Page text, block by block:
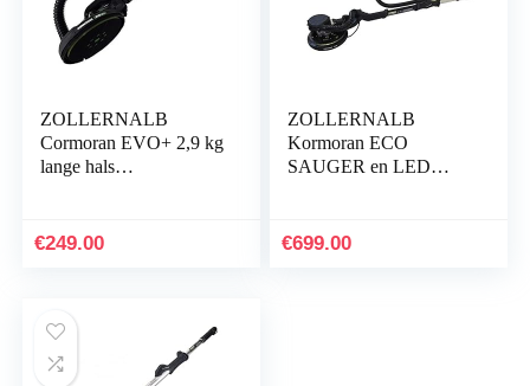
ZOLLERNALB
Cormoran EVO+ 2,9 kg
lange hals
plafondslijper
€249.00
ZOLLERNALB
Kormoran ECO
SAUGER en LED
droogbouwslijper muur
€699.00